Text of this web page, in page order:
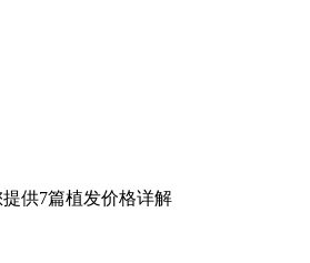
供7篇植发价格详解